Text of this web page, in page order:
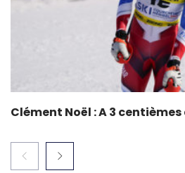
Clément Noël : A 3